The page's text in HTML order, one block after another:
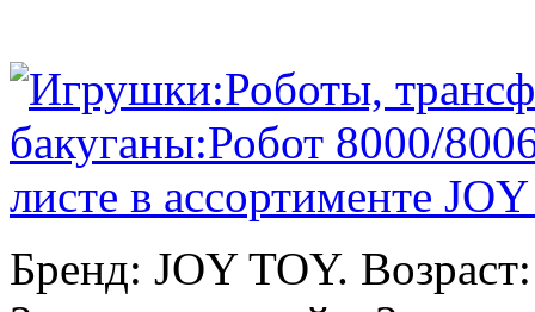
Бренд: JOY TOY.